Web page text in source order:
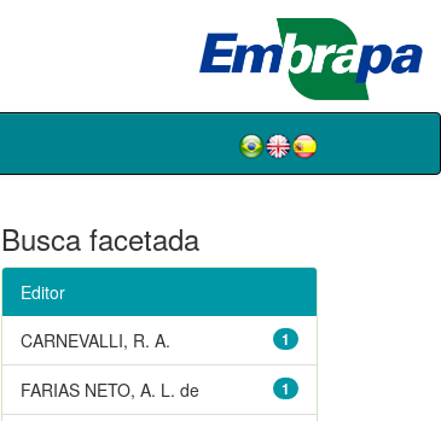
Busca facetada
Editor
1
CARNEVALLI, R. A.
1
FARIAS NETO, A. L. de